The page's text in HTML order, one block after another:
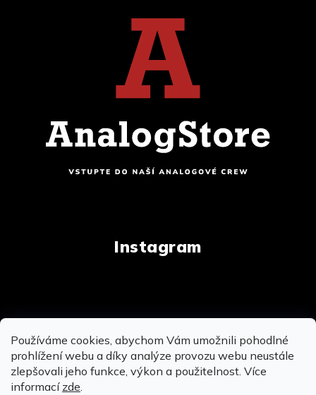
Používáme cookies, abychom Vám umožnili pohodlné
prohlížení webu a díky analýze provozu webu neustále
zlepšovali jeho funkce, výkon a použitelnost. Více
informací zde.
Instagram
vyhrazena.Upravit nastavení cookies